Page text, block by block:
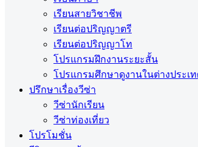
เรียนสายวิชาชีพ
เรียนต่อปริญญาตรี
เรียนต่อปริญญาโท
โปรแกรมฝึกงานระยะสั้น
โปรแกรมศึกษาดูงานในต่างประเ
ปรึกษาเรื่องวีซ่า
วีซ่านักเรียน
วีซ่าท่องเที่ยว
โปรโมชั่น